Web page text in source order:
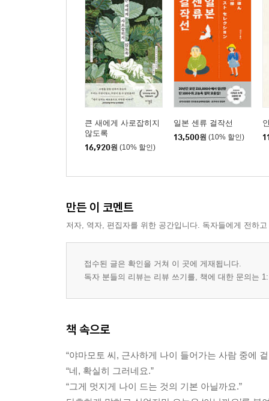
큰 새에게 사로잡히지
않도록
16,920원 (10% 할인)
일본 센류 걸작선
13,500원 (10% 할인)
만든 이 코멘트
저자, 역자, 편집자를 위한 공간입니다. 독자들에게 전하
접수된 글은 확인을 거쳐 이 곳에 게재됩니다.
독자 분들의 리뷰는 리뷰 쓰기를, 책에 대한 문의는
책 속으로
“야마모토 씨, 근사하게 나이 들어가는 사람 중에
“네, 확실히 그러네요.”
“그게 멋지게 나이 드는 것의 기본 아닐까요.”